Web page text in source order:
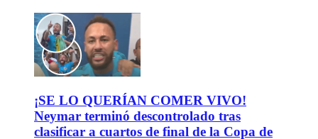
¡SE LO QUERÍAN COMER VIVO!
Neymar terminó descontrolado tras
clasificar a cuartos de final de la Copa de